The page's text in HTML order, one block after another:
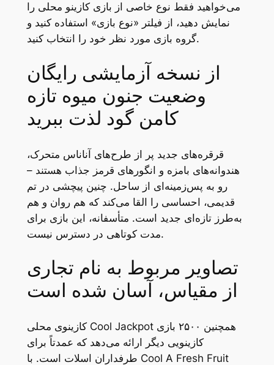
می‌خواهید فقط نوع خاصی از بازی کازینو محلی را
نمایش دهید، از فیلتر «نوع بازی» استفاده کنید و
گروه بازی مورد نظر خود را انتخاب کنید.
از نسخه آزمایشی رایگان
وضعیت جنون میوه تازه
کامن گود لذت ببرید
قرقره‌های جدید پر از طرح‌های آناناس متحرک،
هندوانه‌های بامزه و انگورهای قرمز جذاب هستند –
رو به پس‌زمینه‌ای از ساحل. چنین پیچشی در تم
قدیمی، احساسی را القا می‌کند که هم روان و هم
به‌طرز تازه‌ای جدید است. متأسفانه، این بازی برای
مدت کوتاهی در دسترس نیست.
تصاویر مربوط به نام تجاری
از مقیاس، آسان شده است
کازینوی محلی Cool Jackpot همچنین ۲۵۰۰ بازی
کازینویی دیگر ارائه می‌دهد که عمدتاً برای
طرفداران اسلات است. با Cool A Fresh Fruit